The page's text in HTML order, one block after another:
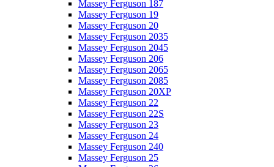
Massey Ferguson 187
Massey Ferguson 19
Massey Ferguson 20
Massey Ferguson 2035
Massey Ferguson 2045
Massey Ferguson 206
Massey Ferguson 2065
Massey Ferguson 2085
Massey Ferguson 20XP
Massey Ferguson 22
Massey Ferguson 22S
Massey Ferguson 23
Massey Ferguson 24
Massey Ferguson 240
Massey Ferguson 25